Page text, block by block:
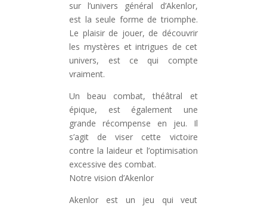
sur l’univers général d’Akenlor,
est la seule forme de triomphe.
Le plaisir de jouer, de découvrir
les mystères et intrigues de cet
univers, est ce qui compte
vraiment.
Un beau combat, théâtral et
épique, est également une
grande récompense en jeu. Il
s’agit de viser cette victoire
contre la laideur et l’optimisation
excessive des combat.
Notre vision d’Akenlor
Akenlor est un jeu qui veut